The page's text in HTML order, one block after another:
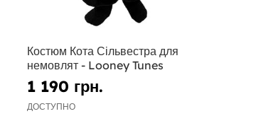
Костюм Кота Сільвестра для
немовлят - Looney Tunes
1 190 грн.
ДОСТУПНО